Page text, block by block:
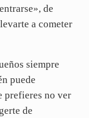
de
a cometer
siempre
puede
prefieres no ver
de